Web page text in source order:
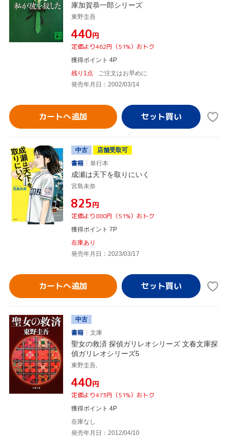
庫加賀恭一郎シリーズ
東野圭吾
¥440円
定価より462円（51%）おトク
獲得ポイント 4P
残り1点
ご注文はお早めに
発売年月日：2002/03/14
カートへ追加
中古
店舗受取可
書籍
単行本
成瀬は天下を取りにいく
宮島未奈
¥825円
定価より880円（51%）おトク
獲得ポイント 7P
在庫あり
発売年月日：2023/03/17
カートへ追加
中古
書籍
文庫
聖女の救済 探偵ガリレオシリーズ 文春文庫探
偵ガリレオシリーズ5
東野圭吾,
¥440円
定価より473円（51%）おトク
獲得ポイント 4P
在庫なし
発売年月日：2012/04/10